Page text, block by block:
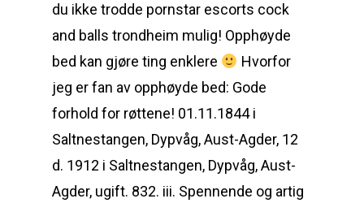
du ikke trodde pornstar escorts cock
and balls trondheim mulig! Opphøyde
bed kan gjøre ting enklere
Hvorfor
jeg er fan av opphøyde bed: Gode
forhold for røttene! 01.11.1844 i
Saltnestangen, Dypvåg, Aust-Agder, 12
d. 1912 i Saltnestangen, Dypvåg, Aust-
Agder, ugift. 832. iii. Spennende og artig